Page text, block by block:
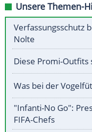
Unsere Themen-
Verfassungsschutz
Nolte
Diese Promi-
Was bei der
"Infanti-No Go":
FIFA-Chefs